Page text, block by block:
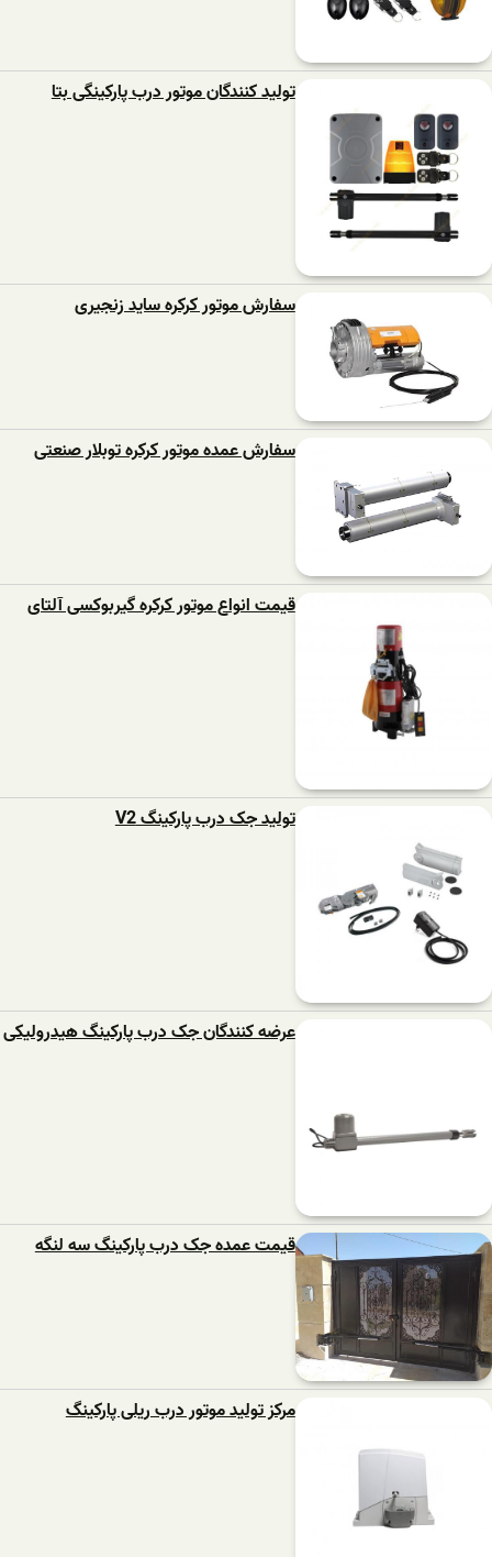
تولید کنندگان موتور درب پارکینگی بتا
سفارش موتور کرکره ساید زنجیری
سفارش عمده موتور کرکره توبلار صنعتی
قیمت انواع موتور کرکره گیربوکسی آلتای
تولید جک درب پارکینگ V2
عرضه کنندگان جک درب پارکینگ هیدرولیکی
قیمت عمده جک درب پارکینگ سه لنگه
مرکز تولید موتور درب ریلی پارکینگ